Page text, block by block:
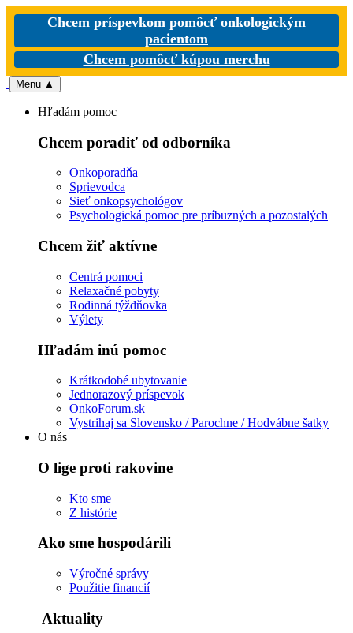
Chcem príspevkom pomôcť onkologickým
pacientom
Chcem pomôcť kúpou merchu
Menu ▲
Hľadám pomoc
Chcem poradiť od odborníka
Onkoporadňa
Sprievodca
Sieť onkopsychológov
Psychologická pomoc pre príbuzných a pozostalých
Chcem žiť aktívne
Centrá pomoci
Relaxačné pobyty
Rodinná týždňovka
Výlety
Hľadám inú pomoc
Krátkodobé ubytovanie
Jednorazový príspevok
OnkoForum.sk
Vystrihaj sa Slovensko / Parochne / Hodvábne šatky
O nás
O lige proti rakovine
Kto sme
Z histórie
Ako sme hospodárili
Výročné správy
Použitie financií
Aktuality